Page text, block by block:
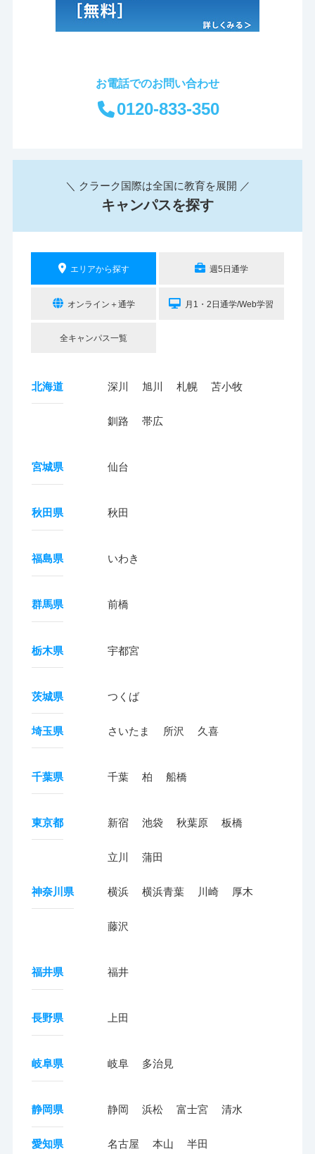
お電話でのお問い合わせ
0120-833-350
＼ クラーク国際は全国に教育を展開 ／
キャンパスを探す
エリアから探す 週5日通学
オンライン＋通学 月1・2日通学/Web学習
全キャンパス一覧
北海道 深川 旭川 札幌 苫小牧
釧路 帯広
宮城県 仙台
秋田県 秋田
福島県 いわき
群馬県 前橋
栃木県 宇都宮
茨城県 つくば
埼玉県 さいたま 所沢 久喜
千葉県 千葉 柏 船橋
東京都 新宿 池袋 秋葉原 板橋
立川 蒲田
神奈川県 横浜 横浜青葉 川崎 厚木
藤沢
福井県 福井
長野県 上田
岐阜県 岐阜 多治見
静岡県 静岡 浜松 富士宮 清水
愛知県 名古屋 本山 半田